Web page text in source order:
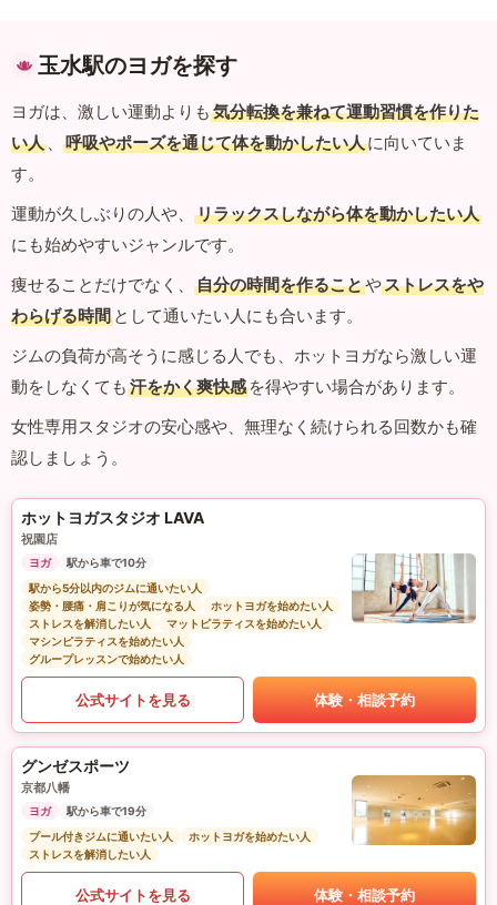
玉水駅のヨガを探す
ヨガは、激しい運動よりも 気分転換を兼ねて運動習慣を作りた
い人 、 呼吸やポーズを通じて体を動かしたい人に向いていま
す。
運動が久しぶりの人や、
リラックスしながら体を動かしたい人
にも始めやすいジャンルです。
痩せることだけでなく、
自分の時間を作ることやストレスをや
わらげる時間 として通いたい人にも合います。
ジムの負荷が高そうに感じる人でも、ホットヨガなら激しい運
動をしなくても 汗をかく爽快感 を得やすい場合があります。
女性専用スタジオの安心感や、無理なく続けられる回数かも確
認しましょう。
ホットヨガスタジオ LAVA
祝園店
ヨガ
駅から車で10分
駅から5分以内のジムに通いたい人
姿勢・腰痛・肩こりが気になる人
ホットヨガを始めたい人
ストレスを解消したい人
マットピラティスを始めたい人
マシンピラティスを始めたい人
グループレッスンで始めたい人
公式サイトを見る 体験・相談予約
グンゼスポーツ
京都八幡
ヨガ
駅から車で19分
プール付きジムに通いたい人
ホットヨガを始めたい人
ストレスを解消したい人
公式サイトを見る 体験・相談予約